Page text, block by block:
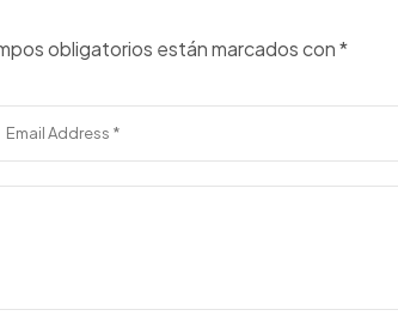
obligatorios están marcados con*